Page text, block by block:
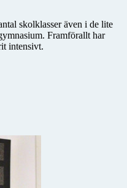
skolklasser även i de lite
Framförallt har
intensivt.